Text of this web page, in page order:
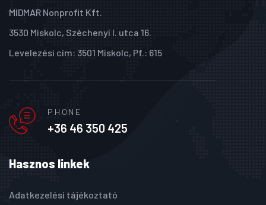
MIDMAR Nonprofit Kft.
3530 Miskolc, Széchenyi I. utca 16.
Levelezési cím: 3501 Miskolc, Pf.: 615
PHONE
+36 46 350 425
Hasznos linkek
Adatkezelési tájékoztató